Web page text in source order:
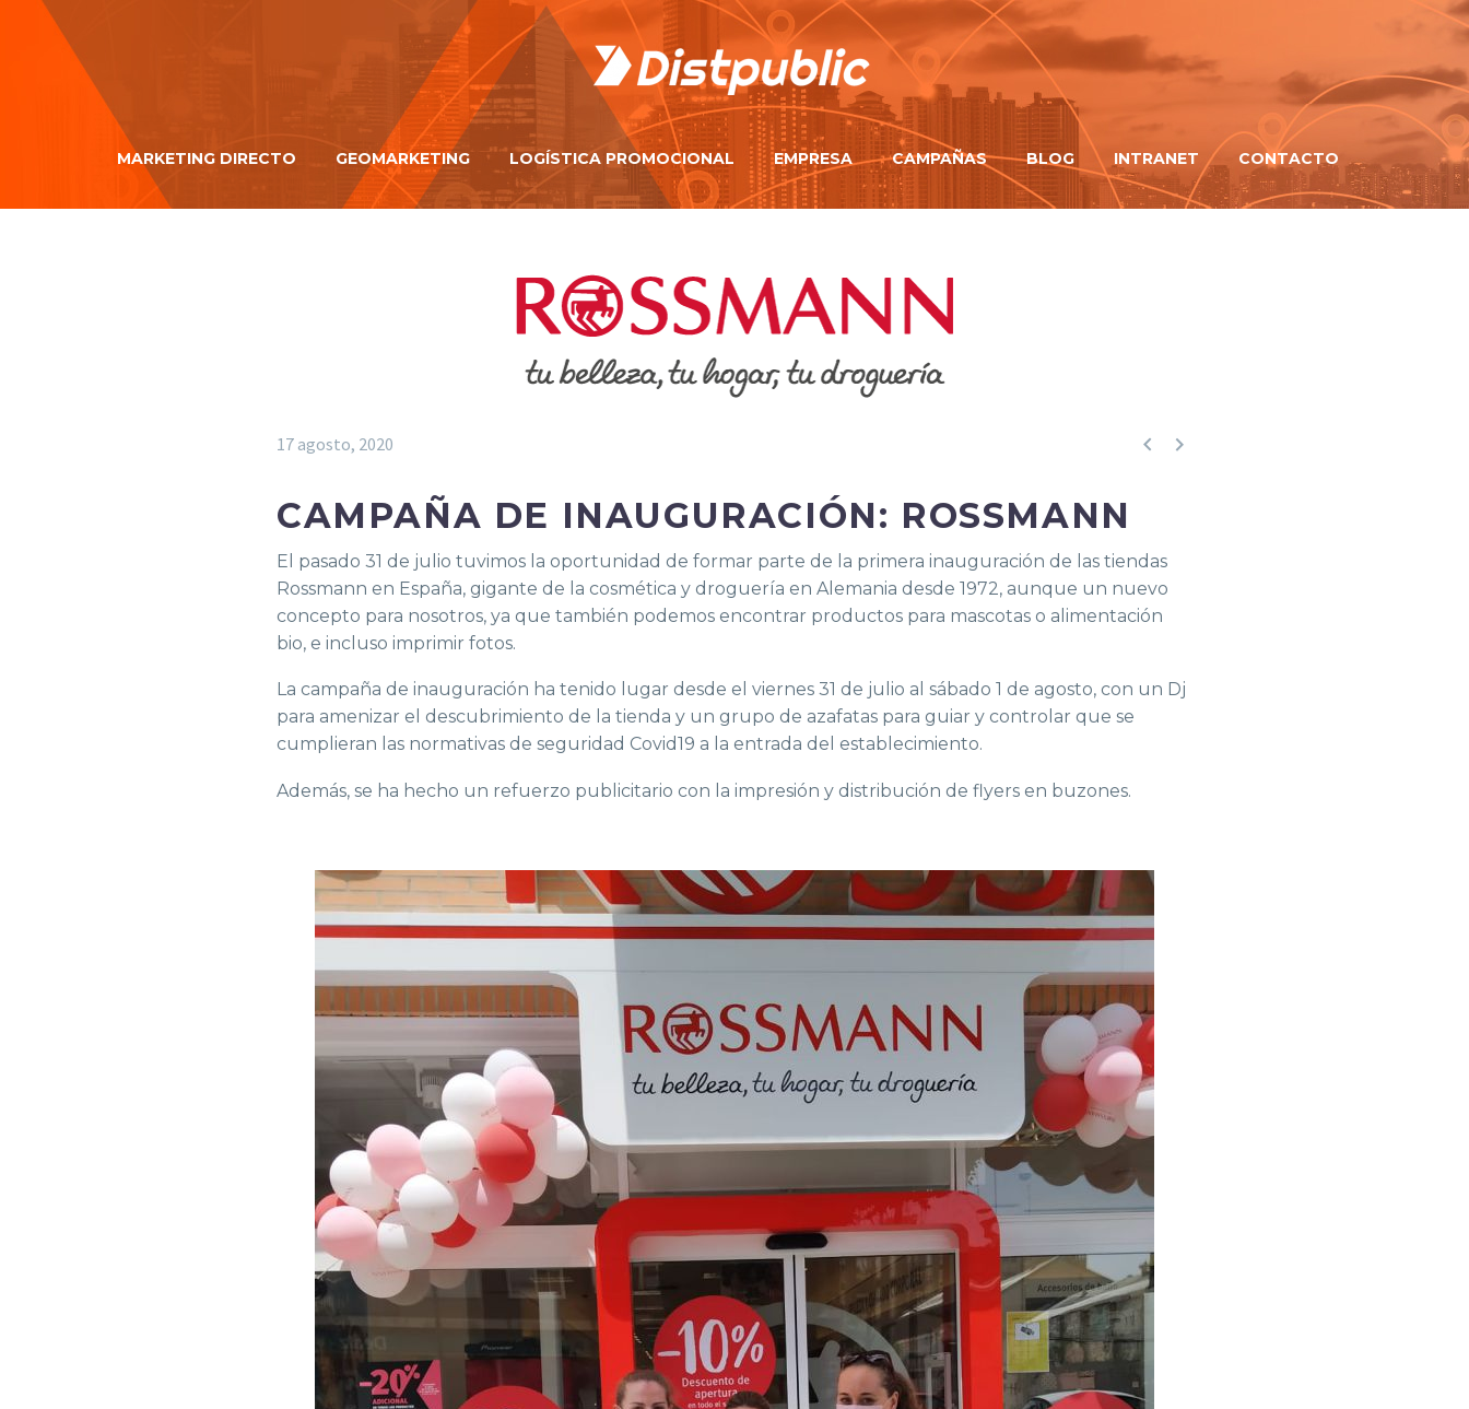
MARKETING DIRECTO GEOMARKETING LOGÍSTICA PROMOCIONAL EMPRESA CAMPAÑAS BLOG INTRANET CONTACTO
 
17 agosto, 2020
CAMPAÑA DE INAUGURACIÓN: ROSSMANN
El pasado 31 de julio tuvimos la oportunidad de formar parte de la primera inauguración de las tiendas
Rossmann en España, gigante de la cosmética y droguería en Alemania desde 1972, aunque un nuevo
concepto para nosotros, ya que también podemos encontrar productos para mascotas o alimentación
bio, e incluso imprimir fotos.
La campaña de inauguración ha tenido lugar desde el viernes 31 de julio al sábado 1 de agosto, con un Dj
para amenizar el descubrimiento de la tienda y un grupo de azafatas para guiar y controlar que se
cumplieran las normativas de seguridad Covid19 a la entrada del establecimiento.
Además, se ha hecho un refuerzo publicitario con la impresión y distribución de flyers en buzones.